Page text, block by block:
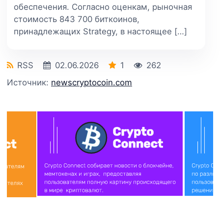
обеспечения. Согласно оценкам, рыночная
стоимость 843 700 биткоинов,
принадлежащих Strategy, в настоящее […]
RSS 02.06.2026 1
262
Источник: newscryptocoin.com